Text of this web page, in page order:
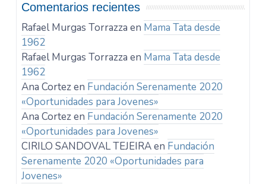
Comentarios recientes
Rafael Murgas Torrazza en Mama Tata desde
1962
Rafael Murgas Torrazza en Mama Tata desde
1962
Ana Cortezen Fundación Serenamente 2020
«Oportunidades para Jovenes»
Ana Cortezen Fundación Serenamente 2020
«Oportunidades para Jovenes»
CIRILO SANDOVAL TEJEIRAen Fundación
Serenamente 2020 «Oportunidades para
Jovenes»